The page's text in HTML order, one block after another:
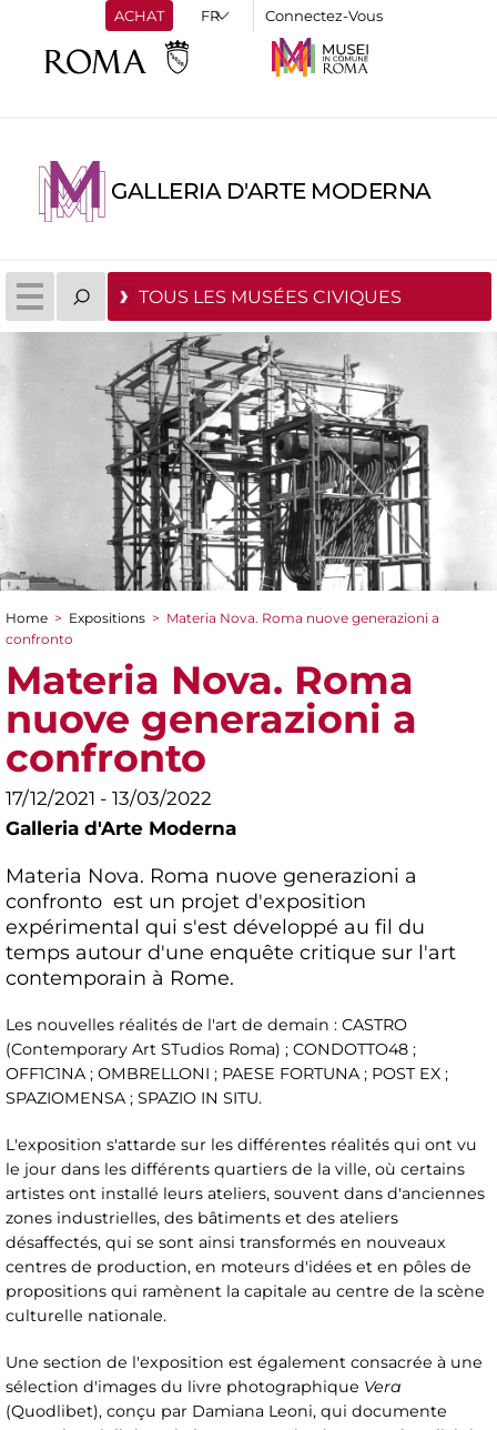
ACHAT Connectez-Vous
GALLERIA D'ARTE MODERNA
TOUS LES MUSÉES CIVIQUES
You are here
Home > Expositions > Materia Nova. Roma nuove generazioni a
confronto
Materia Nova. Roma
nuove generazioni a
confronto
17/12/2021 - 13/03/2022
Galleria d'Arte Moderna
Materia Nova. Roma nuove generazioni a
confronto est un projet d'exposition
expérimental qui s'est développé au fil du
temps autour d'une enquête critique sur l'art
contemporain à Rome.
Les nouvelles réalités de l'art de demain : CASTRO
(Contemporary Art STudios Roma) ; CONDOTTO48 ;
OFF1C1NA ; OMBRELLONI ; PAESE FORTUNA ; POST EX ;
SPAZIOMENSA ; SPAZIO IN SITU.
L'exposition s'attarde sur les différentes réalités qui ont vu
le jour dans les différents quartiers de la ville, où certains
artistes ont installé leurs ateliers, souvent dans d'anciennes
zones industrielles, des bâtiments et des ateliers
désaffectés, qui se sont ainsi transformés en nouveaux
centres de production, en moteurs d'idées et en pôles de
propositions qui ramènent la capitale au centre de la scène
culturelle nationale.
Une section de l'exposition est également consacrée à une
sélection d'images du livre photographique Vera
(Quodlibet), conçu par Damiana Leoni, qui documente